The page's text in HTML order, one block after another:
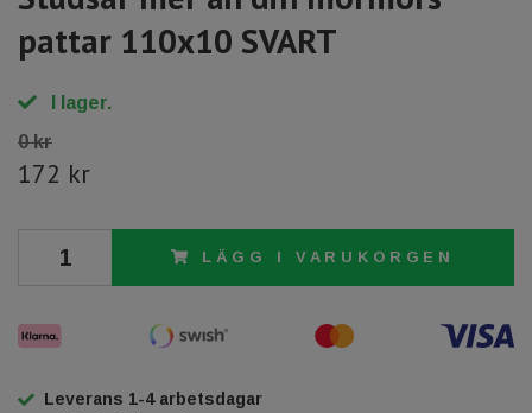
pattar 110x10 SVART
I lager.
0 kr
172 kr
LÄGG I VARUKORGEN
Leverans 1-4 arbetsdagar